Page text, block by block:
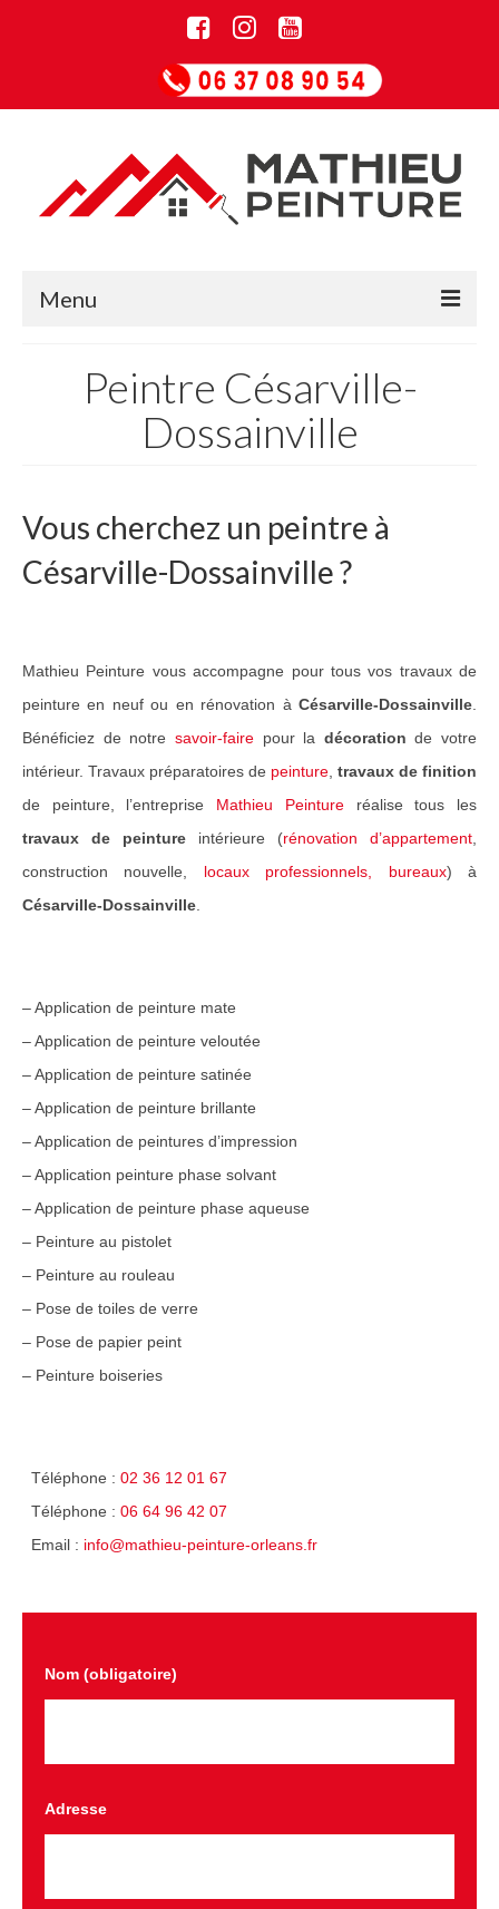
Menu
Informations
Entreprise de rénovation
Guide Peintures
Nos services
Réalisation de sols
Réalisations Travaux
Nos travaux pour particuliers
Nos travaux pour professionnels
Notre réseau
Peintre Césarville-
Dossainville
Vous cherchez un peintre à
Césarville-Dossainville ?
Mathieu Peinture vous accompagne pour tous vos travaux de
peinture en neuf ou en rénovation à Césarville-Dossainville
Bénéficiez de notre savoir-fairepour la décoration de votre
intérieur. Travaux préparatoires de peinture travaux de finition
de peinture, l’entreprise Mathieu Peintureréalise tous les
travaux de peinture intérieure (rénovation d’appartement
construction nouvelle, locaux professionnels, bureaux) à
Césarville-Dossainville
– Application de peinture mate
– Application de peinture veloutée
– Application de peinture satinée
– Application de peinture brillante
– Application de peintures d’impression
– Application peinture phase solvant
– Application de peinture phase aqueuse
– Peinture au pistolet
– Peinture au rouleau
– Pose de toiles de verre
– Pose de papier peint
– Peinture boiseries
Téléphone : 02 36 12 01 67
Téléphone : 06 64 96 42 07
Email : info@mathieu-peinture-orleans.fr
Nom (obligatoire)
Adresse